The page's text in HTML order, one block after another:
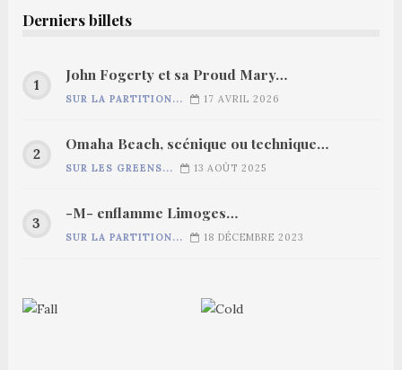
Derniers billets
John Fogerty et sa Proud Mary…
SUR LA PARTITION... 17 AVRIL 2026
Omaha Beach, scénique ou technique…
SUR LES GREENS... 13 AOÛT 2025
-M- enflamme Limoges…
SUR LA PARTITION... 18 DÉCEMBRE 2023